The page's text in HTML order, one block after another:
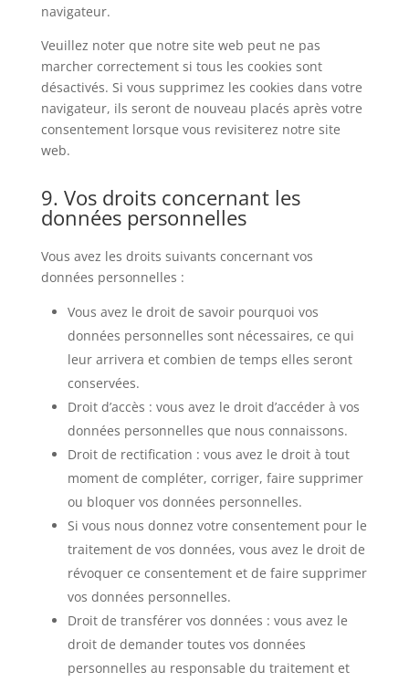
navigateur.
Veuillez noter que notre site web peut ne pas
marcher correctement si tous les cookies sont
désactivés. Si vous supprimez les cookies dans votre
navigateur, ils seront de nouveau placés après votre
consentement lorsque vous revisiterez notre site
web.
9. Vos droits concernant les
données personnelles
Vous avez les droits suivants concernant vos
données personnelles :
Vous avez le droit de savoir pourquoi vos
données personnelles sont nécessaires, ce qui
leur arrivera et combien de temps elles seront
conservées.
Droit d’accès : vous avez le droit d’accéder à vos
données personnelles que nous connaissons.
Droit de rectification : vous avez le droit à tout
moment de compléter, corriger, faire supprimer
ou bloquer vos données personnelles.
Si vous nous donnez votre consentement pour le
traitement de vos données, vous avez le droit de
révoquer ce consentement et de faire supprimer
vos données personnelles.
Droit de transférer vos données : vous avez le
droit de demander toutes vos données
personnelles au responsable du traitement et